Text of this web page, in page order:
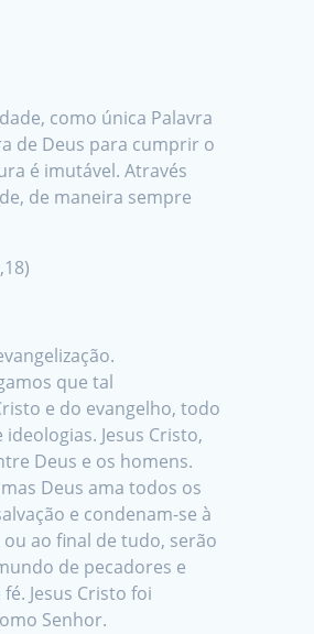
como única Palavra
de Deus para cumprir o
é imutável. Através
de maneira sempre
que tal
e do evangelho, todo
Jesus Cristo,
Deus e os homens.
Deus ama todos os
e condenam-se à
ao final de tudo, serão
de pecadores e
Jesus Cristo foi
Senhor.